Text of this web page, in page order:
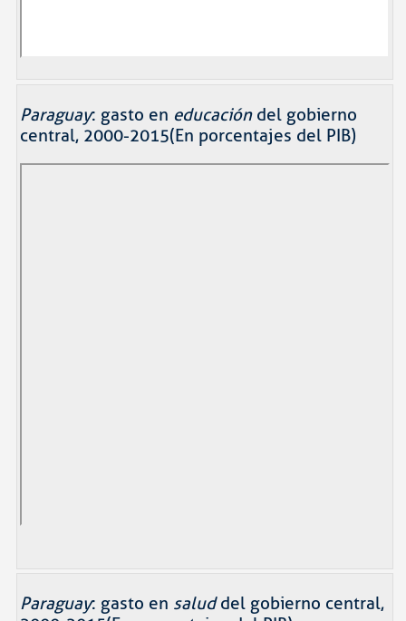
Paraguay: gasto en educacióndel gobierno
central, 2000-2015(En porcentajes del PIB)
Paraguay: gasto en saluddel gobierno central,